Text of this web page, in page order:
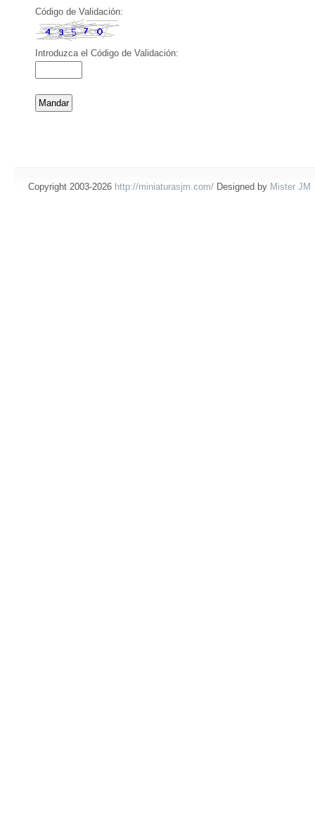
Código de Validación:
Introduzca el Código de Validación:
Copyright 2003-2026 http://miniaturasjm.com/ Designed by Mister JM